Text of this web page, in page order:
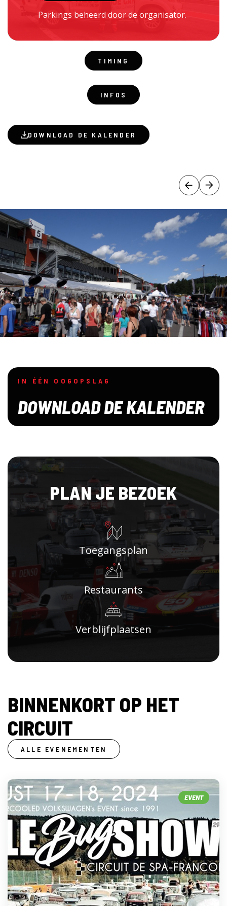
Parkings beheerd door de organisator.
TIMING
INFOS
DOWNLOAD DE KALENDER
IN ÉÉN OOGOPSLAG
DOWNLOAD DE KALENDER
PLAN JE BEZOEK
Toegangsplan
Restaurants
Verblijfplaatsen
BINNENKORT OP HET
CIRCUIT
ALLE EVENEMENTEN
EVENT